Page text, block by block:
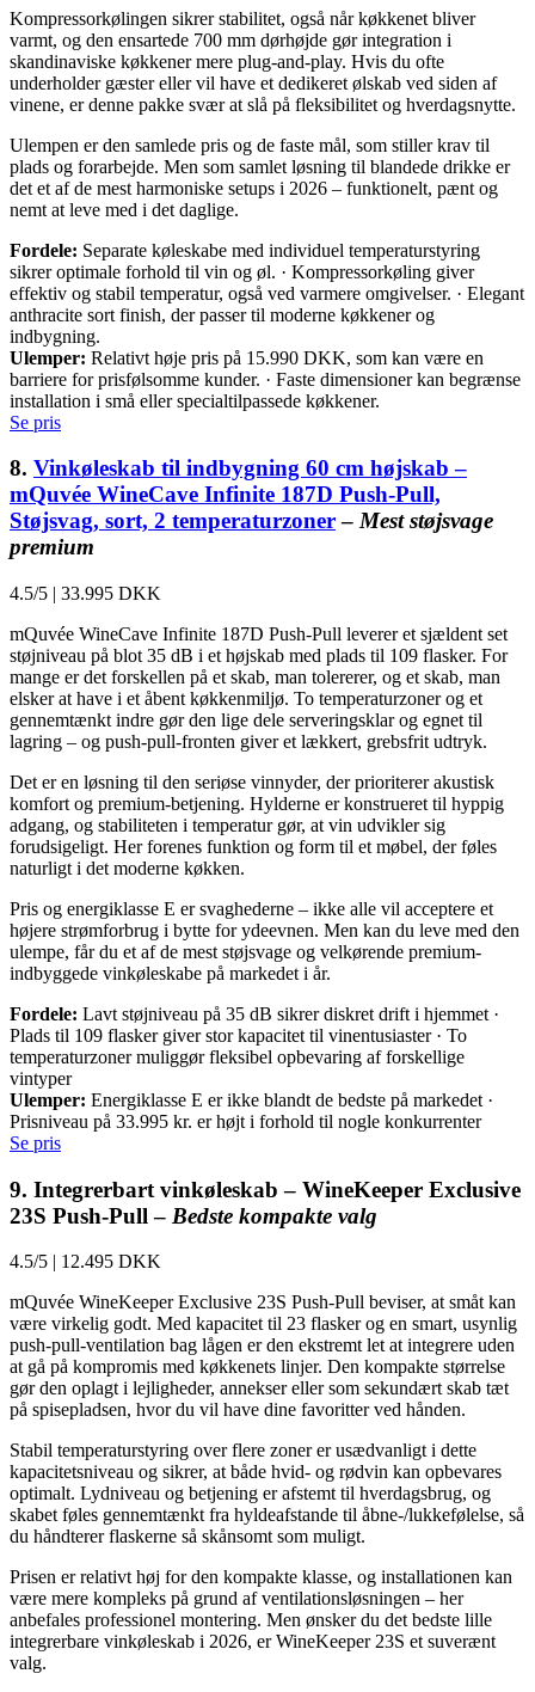
Kompressorkølingen sikrer stabilitet, også når køkkenet bliver
varmt, og den ensartede 700 mm dørhøjde gør integration i
skandinaviske køkkener mere plug-and-play. Hvis du ofte
underholder gæster eller vil have et dedikeret ølskab ved siden af
vinene, er denne pakke svær at slå på fleksibilitet og hverdagsnytte.
Ulempen er den samlede pris og de faste mål, som stiller krav til
plads og forarbejde. Men som samlet løsning til blandede drikke er
det et af de mest harmoniske setups i 2026 – funktionelt, pænt og
nemt at leve med i det daglige.
Fordele: Separate køleskabe med individuel temperaturstyring
sikrer optimale forhold til vin og øl. · Kompressorkøling giver
effektiv og stabil temperatur, også ved varmere omgivelser. · Elegant
anthracite sort finish, der passer til moderne køkkener og
indbygning.
Ulemper: Relativt høje pris på 15.990 DKK, som kan være en
barriere for prisfølsomme kunder. · Faste dimensioner kan begrænse
installation i små eller specialtilpassede køkkener.
Se pris
8. Vinkøleskab til indbygning 60 cm højskab –
mQuvée WineCave Infinite 187D Push-Pull,
Støjsvag, sort, 2 temperaturzoner–Mest støjsvage
premium
4.5/5 | 33.995 DKK
mQuvée WineCave Infinite 187D Push-Pull leverer et sjældent set
støjniveau på blot 35 dB i et højskab med plads til 109 flasker. For
mange er det forskellen på et skab, man tolererer, og et skab, man
elsker at have i et åbent køkkenmiljø. To temperaturzoner og et
gennemtænkt indre gør den lige dele serveringsklar og egnet til
lagring – og push-pull-fronten giver et lækkert, grebsfrit udtryk.
Det er en løsning til den seriøse vinnyder, der prioriterer akustisk
komfort og premium-betjening. Hylderne er konstrueret til hyppig
adgang, og stabiliteten i temperatur gør, at vin udvikler sig
forudsigeligt. Her forenes funktion og form til et møbel, der føles
naturligt i det moderne køkken.
Pris og energiklasse E er svaghederne – ikke alle vil acceptere et
højere strømforbrug i bytte for ydeevnen. Men kan du leve med den
ulempe, får du et af de mest støjsvage og velkørende premium-
indbyggede vinkøleskabe på markedet i år.
Fordele: Lavt støjniveau på 35 dB sikrer diskret drift i hjemmet ·
Plads til 109 flasker giver stor kapacitet til vinentusiaster · To
temperaturzoner muliggør fleksibel opbevaring af forskellige
vintyper
Ulemper: Energiklasse E er ikke blandt de bedste på markedet ·
Prisniveau på 33.995 kr. er højt i forhold til nogle konkurrenter
Se pris
9. Integrerbart vinkøleskab – WineKeeper Exclusive
23S Push-Pull – Bedste kompakte valg
4.5/5 | 12.495 DKK
mQuvée WineKeeper Exclusive 23S Push-Pull beviser, at småt kan
være virkelig godt. Med kapacitet til 23 flasker og en smart, usynlig
push-pull-ventilation bag lågen er den ekstremt let at integrere uden
at gå på kompromis med køkkenets linjer. Den kompakte størrelse
gør den oplagt i lejligheder, annekser eller som sekundært skab tæt
på spisepladsen, hvor du vil have dine favoritter ved hånden.
Stabil temperaturstyring over flere zoner er usædvanligt i dette
kapacitetsniveau og sikrer, at både hvid- og rødvin kan opbevares
optimalt. Lydniveau og betjening er afstemt til hverdagsbrug, og
skabet føles gennemtænkt fra hyldeafstande til åbne-/lukkefølelse, så
du håndterer flaskerne så skånsomt som muligt.
Prisen er relativt høj for den kompakte klasse, og installationen kan
være mere kompleks på grund af ventilationsløsningen – her
anbefales professionel montering. Men ønsker du det bedste lille
integrerbare vinkøleskab i 2026, er WineKeeper 23S et suverænt
valg.